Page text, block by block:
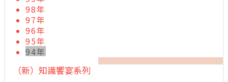
98年
97年
96年
95年
94年
（新）知識饗宴系列